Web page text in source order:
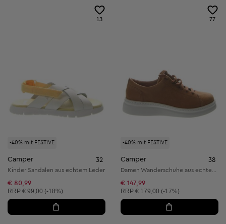
-40% mit FESTIVE
13
Camper 32
Kinder Sandalen aus echtem Leder
€ 80,99
Unverbindliche Preisempfehlung:
RRP € 99,00 (-18%)
-40% mit FESTIVE
77
Camper 38
€ 147,99
Unverbindliche Preisempfehlung:
RRP € 179,00 (-17%)